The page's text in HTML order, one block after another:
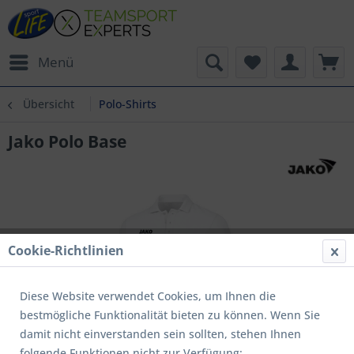
Menü
Übersicht Polo-Shirts
Jako Polo Base
Cookie-Richtlinien
Diese Website verwendet Cookies, um Ihnen die
bestmögliche Funktionalität bieten zu können. Wenn Sie
damit nicht einverstanden sein sollten, stehen Ihnen